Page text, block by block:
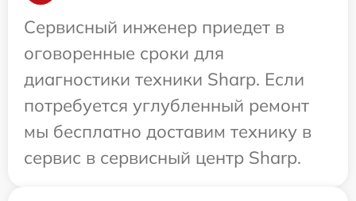
Сервисный инженер приедет в
оговоренные сроки для
диагностики техники Sharp. Если
потребуется углубленный ремонт
мы бесплатно доставим технику в
сервис в сервисный центр Sharp.